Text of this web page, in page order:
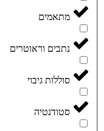
מתאמים
נתבים וראוטרים
סוללות גיבוי
סטודנטיה